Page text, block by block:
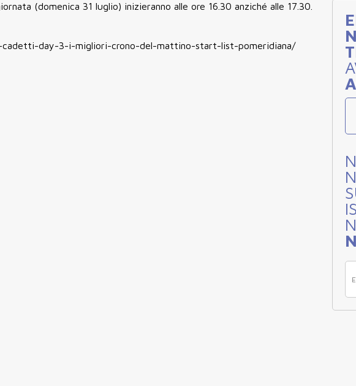
(domenica 31 luglio) inizieranno alle ore 16.30 anziché alle 17.30.
day-3-i-migliori-crono-del-mattino-start-list-pomeridiana/